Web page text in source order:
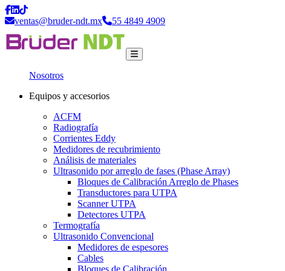
ventas@bruder-ndt.mx 55 4849 4909
Nosotros
Equipos y accesorios
ACFM
Radiografía
Corrientes Eddy
Medidores de recubrimiento
Análisis de materiales
Ultrasonido por arreglo de fases (Phase Array)
Bloques de Calibración Arreglo de Phases
Transductores para UTPA
Scanner UTPA
Detectores UTPA
Termografía
Ultrasonido Convencional
Medidores de espesores
Cables
Bloques de Calibración